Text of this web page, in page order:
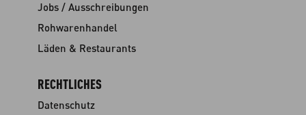
Jobs / Ausschreibungen
Rohwarenhandel
Läden & Restaurants
RECHTLICHES
Datenschutz